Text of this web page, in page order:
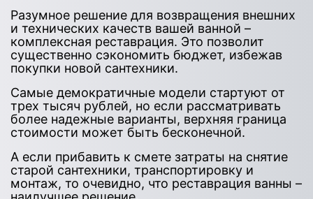
Разумное решение для возвращения внешних
и технических качеств вашей ванной –
комплексная реставрация. Это позволит
существенно сэкономить бюджет, избежав
покупки новой сантехники.
Самые демократичные модели стартуют от
трех тысяч рублей, но если рассматривать
более надежные варианты, верхняя граница
стоимости может быть бесконечной.
А если прибавить к смете затраты на снятие
старой сантехники, транспортировку и
монтаж, то очевидно, что реставрация ванны –